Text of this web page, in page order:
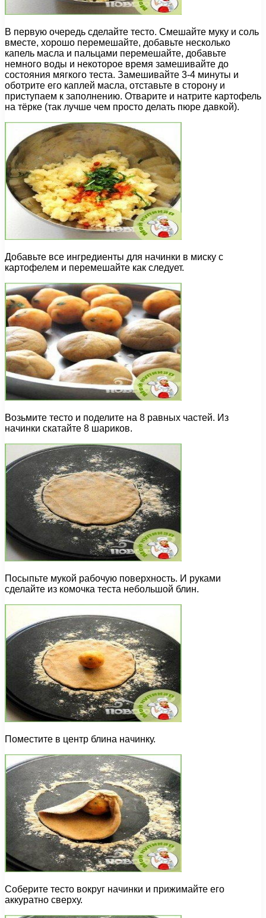
В первую очередь сделайте тесто. Смешайте муку и соль
вместе, хорошо перемешайте, добавьте несколько
капель масла и пальцами перемешайте, добавьте
немного воды и некоторое время замешивайте до
состояния мягкого теста. Замешивайте 3-4 минуты и
оботрите его каплей масла, отставьте в сторону и
приступаем к заполнению. Отварите и натрите картофель
на тёрке (так лучше чем просто делать пюре давкой).
Добавьте все ингредиенты для начинки в миску с
картофелем и перемешайте как следует.
Возьмите тесто и поделите на 8 равных частей. Из
начинки скатайте 8 шариков.
Посыпьте мукой рабочую поверхность. И руками
сделайте из комочка теста небольшой блин.
Поместите в центр блина начинку.
Соберите тесто вокруг начинки и прижимайте его
аккуратно сверху.